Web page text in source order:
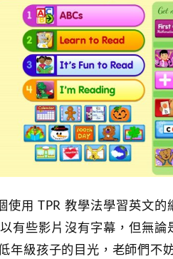
使用 TPR 教學法學習英文
有些影片沒有字幕，但無
年級孩子的目光，老師們不